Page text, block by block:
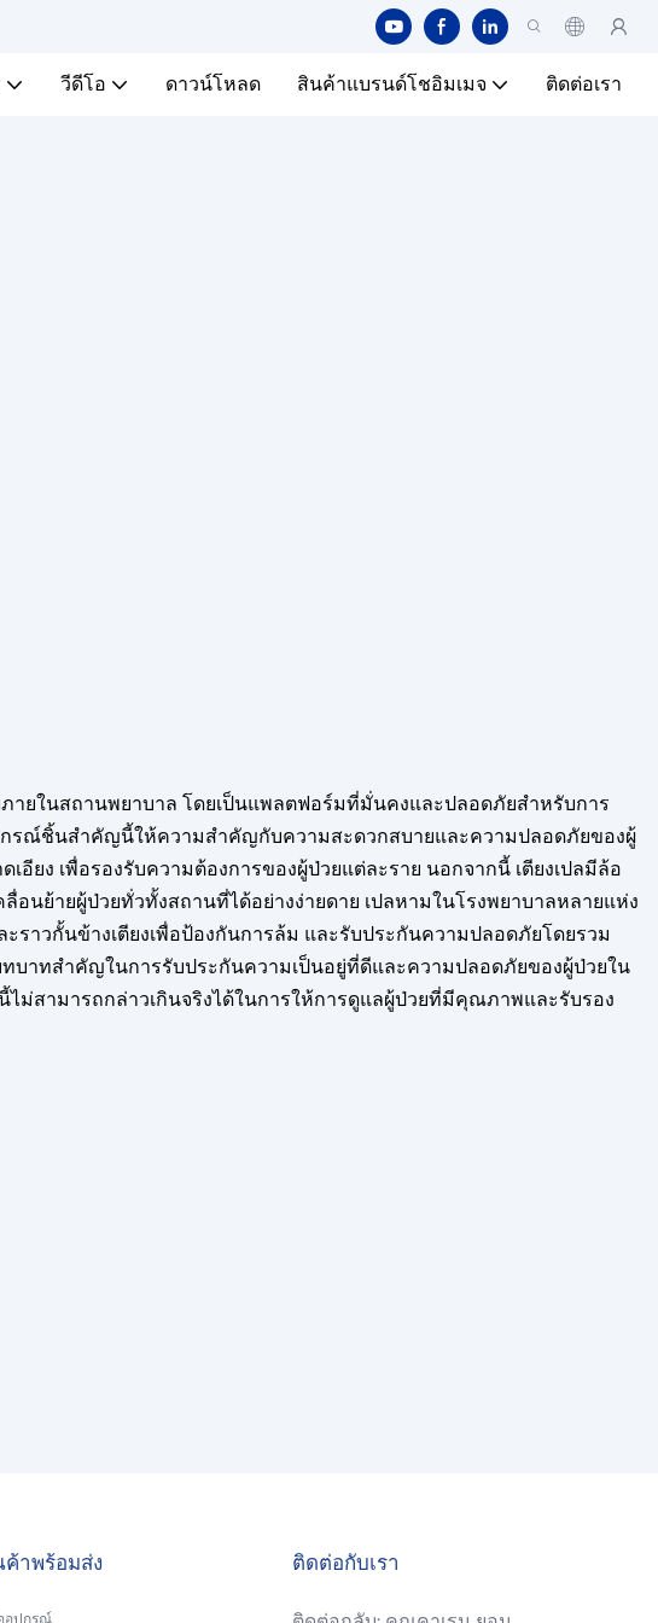
วีดีโอ ดาวน์โหลด สินค้าแบรนด์โชอิมเมจ ติดต่อเรา
ายในสถานพยาบาล โดยเป็นแพลตฟอร์มที่มั่นคงและปลอดภัยสำหรับการ
รณ์ชิ้นสำคัญนี้ให้ความสำคัญกับความสะดวกสบายและความปลอดภัยของผู้
ยง เพื่อรองรับความต้องการของผู้ป่วยแต่ละราย นอกจากนี้ เตียงเปลมีล้อ
อนย้ายผู้ป่วยทั่วทั้งสถานที่ได้อย่างง่ายดาย เปลหามในโรงพยาบาลหลายแห่ง
าวกั้นข้างเตียงเพื่อป้องกันการล้ม และรับประกันความปลอดภัยโดยรวม
บาทสำคัญในการรับประกันความเป็นอยู่ที่ดีและความปลอดภัยของผู้ป่วยใน
สามารถกล่าวเกินจริงได้ในการให้การดูแลผู้ป่วยที่มีคุณภาพและรับรอง
ค้าพร้อมส่ง
อุปกรณ์
ติดต่อกับเรา